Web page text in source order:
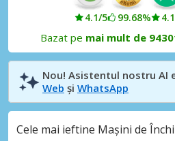
4.1/5 99.68%
Bazat pe mai mult de
Nou! Asistentul nostru AI
Web și WhatsApp
Cele mai ieftine Mașini de